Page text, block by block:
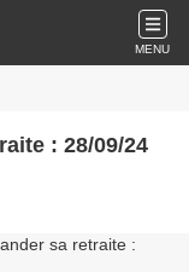
MENU
: 28/09/24